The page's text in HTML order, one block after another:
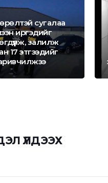
сугалаа
иргэдийг
залилж
17 этгээдийг
ҮЛДЭЭХ